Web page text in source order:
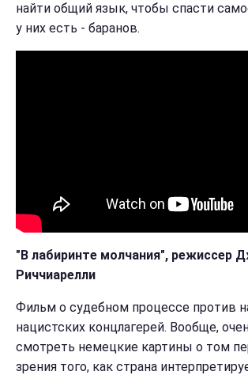
найти общий язык, чтобы спасти
у них есть - баранов.
"В лабиринте молчания", режиссер
Риччиарелли
Фильм о судебном процессе против
нацистских концлагерей. Вообще,
смотреть немецкие картины о том
зрения того, как страна